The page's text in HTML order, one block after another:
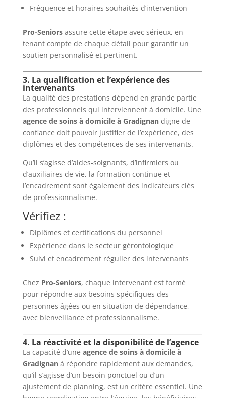
Fréquence et horaires souhaités d’intervention
Pro-Seniorsassure cette étape avec sérieux, en
tenant compte de chaque détail pour garantir un
soutien personnalisé et pertinent.
3. La qualification et l’expérience des
intervenants
La qualité des prestations dépend en grande partie
des professionnels qui interviennent à domicile. Une
agence de soins à domicile à Gradignandigne de
confiance doit pouvoir justifier de l’expérience, des
diplômes et des compétences de ses intervenants.
Qu’il s’agisse d’aides-soignants, d’infirmiers ou
d’auxiliaires de vie, la formation continue et
l’encadrement sont également des indicateurs clés
de professionnalisme.
Vérifiez :
Diplômes et certifications du personnel
Expérience dans le secteur gérontologique
Suivi et encadrement régulier des intervenants
Chez Pro-Seniors, chaque intervenant est formé
pour répondre aux besoins spécifiques des
personnes âgées ou en situation de dépendance,
avec bienveillance et professionnalisme.
4. La réactivité et la disponibilité de l’agence
La capacité d’une agence de soins à domicile à
Gradignanà répondre rapidement aux demandes,
qu’il s’agisse d’un besoin ponctuel ou d’un
ajustement de planning, est un critère essentiel. Une